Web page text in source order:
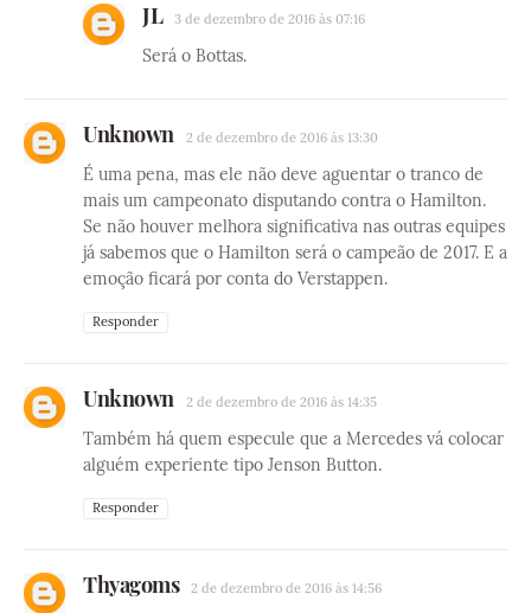
JL 3 de dezembro de 2016 às 07:16
Será o Bottas.
Unknown 2 de dezembro de 2016 às 13:30
É uma pena, mas ele não deve aguentar o tranco de
mais um campeonato disputando contra o Hamilton.
Se não houver melhora significativa nas outras equipes
já sabemos que o Hamilton será o campeão de 2017. E a
emoção ficará por conta do Verstappen.
Responder
Unknown 2 de dezembro de 2016 às 14:35
Também há quem especule que a Mercedes vá colocar
alguém experiente tipo Jenson Button.
Responder
Thyagoms 2 de dezembro de 2016 às 14:56